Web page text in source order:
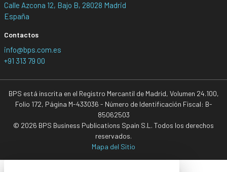
Calle Azcona 12, Bajo B, 28028 Madrid
España
Contactos
info@bps.com.es
+91 313 79 00
BPS está inscrita en el Registro Mercantil de Madrid, Volumen 24.100,
Folio 172, Página M-433036 - Número de Identificación Fiscal: B-
85062503
© 2026 BPS Business Publications Spain S.L. Todos los derechos
reservados.
Mapa del Sitio